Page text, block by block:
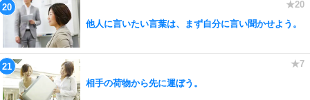
他人に言いたい言葉は、まず自分に言い聞かせよう。
相手の荷物から先に運ぼう。